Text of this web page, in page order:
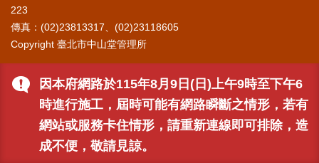
因本府網路於115年8月9日(日)上午9時至下午6
時進行施工，屆時可能有網路瞬斷之情形，若有
網站或服務卡住情形，請重新連線即可排除，造
成不便，敬請見諒。
223
傳真：(02)23813317、(02)23118605
Copyright 臺北市中山堂管理所